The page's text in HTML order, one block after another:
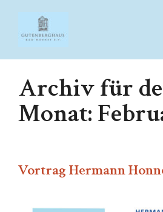
springen
Archiv für
Monat:
Vortrag Hermann